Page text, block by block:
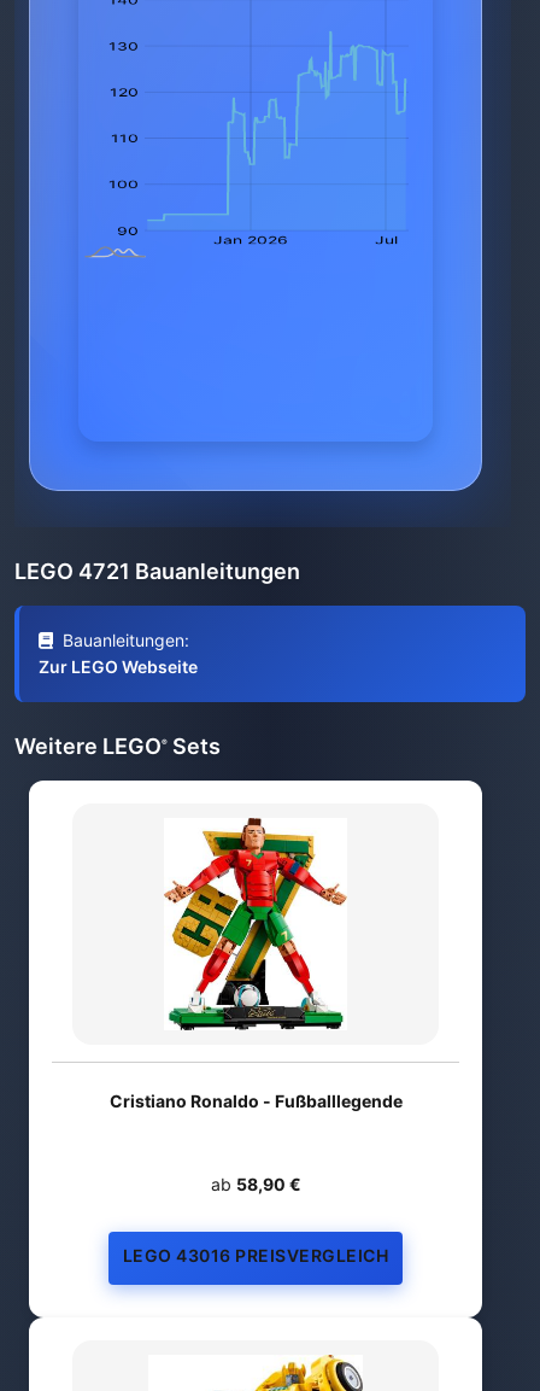
LEGO 4721 Bauanleitungen
Bauanleitungen:
Zur LEGO Webseite
Weitere LEGO® Sets
Cristiano Ronaldo - Fußballlegende
ab 58,90 €
LEGO 43016 PREISVERGLEICH